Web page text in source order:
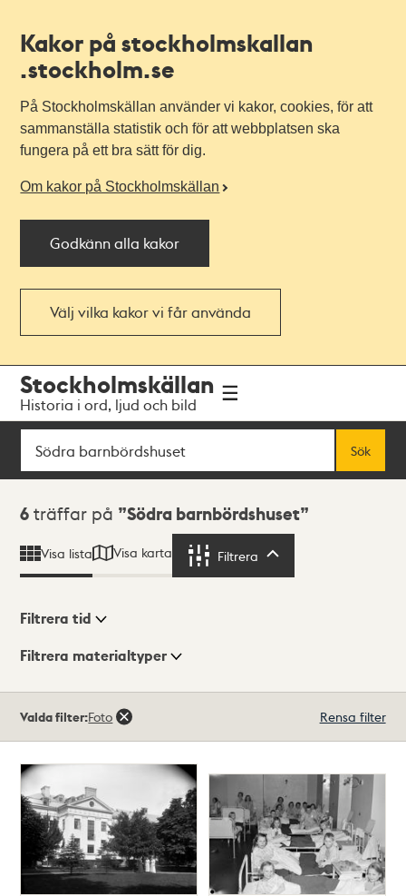
Kakor på stockholmskallan
.stockholm.se
På Stockholmskällan använder vi kakor, cookies, för att
sammanställa statistik och för att webbplatsen ska
fungera på ett bra sätt för dig.
Om kakor på Stockholmskällan
Godkänn alla kakor
Välj vilka kakor vi får använda
navigationen
huvudinnehållet
Stockholmskällan
Historia i ord, ljud och bild
Sök
Sök
Sökresultat
6 träffar på Södra barnbördshuset
Visa lista Visa karta Filtrera
Visningsläge
Filtrera tid
Filtrera materialtyper
träffar
Valda filter:Foto Rensa filter